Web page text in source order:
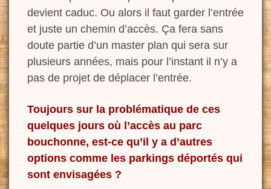
devient caduc. Ou alors il faut garder l’entrée
et juste un chemin d’accès. Ça fera sans
doute partie d’un master plan qui sera sur
plusieurs années, mais pour l’instant il n’y a
pas de projet de déplacer l’entrée.
Toujours sur la problématique de ces
quelques jours où l’accès au parc
bouchonne, est-ce qu’il y a d’autres
options comme les parkings déportés qui
sont envisagées ?